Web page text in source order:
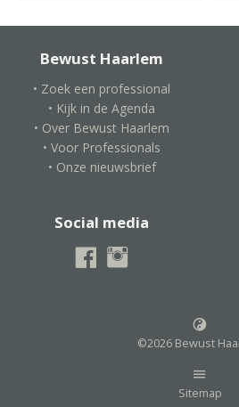
Bewust Haarlem
• Zoek een professional
• Kijk in de Agenda
• Over Bewust Haarlem
• Voor Professionals
• Onze nieuwsbrief
Social media
©2026 Bewust
Sitemap